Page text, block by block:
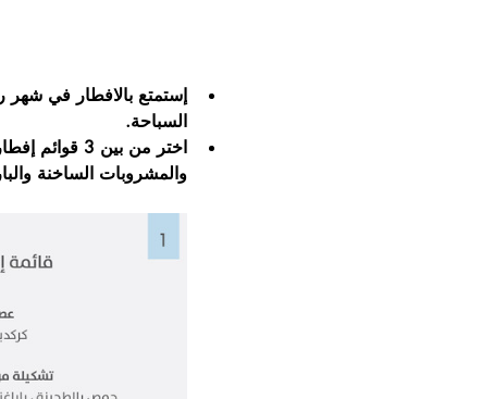
إستمتع بالافطار في
السباحة.
اختر من بين
والمشروبات الساخنة